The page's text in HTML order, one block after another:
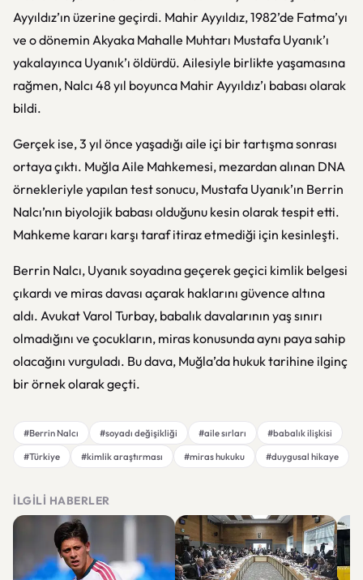
Ayyıldız’ın üzerine geçirdi. Mahir Ayyıldız, 1982’de Fatma’yı
ve o dönemin Akyaka Mahalle Muhtarı Mustafa Uyanık’ı
yakalayınca Uyanık’ı öldürdü. Ailesiyle birlikte yaşamasına
rağmen, Nalcı 48 yıl boyunca Mahir Ayyıldız’ı babası olarak
bildi.
Gerçek ise, 3 yıl önce yaşadığı aile içi bir tartışma sonrası
ortaya çıktı. Muğla Aile Mahkemesi, mezardan alınan DNA
örnekleriyle yapılan test sonucu, Mustafa Uyanık’ın Berrin
Nalcı’nın biyolojik babası olduğunu kesin olarak tespit etti.
Mahkeme kararı karşı taraf itiraz etmediği için kesinleşti.
Berrin Nalcı, Uyanık soyadına geçerek geçici kimlik belgesi
çıkardı ve miras davası açarak haklarını güvence altına
aldı. Avukat Varol Turbay, babalık davalarının yaş sınırı
olmadığını ve çocukların, miras konusunda aynı paya sahip
olacağını vurguladı. Bu dava, Muğla’da hukuk tarihine ilginç
bir örnek olarak geçti.
#Berrin Nalcı #soyadı değişikliği #aile sırları
#babalık ilişkisi
#Türkiye
#kimlik araştırması #miras hukuku #duygusal hikaye
İLGILI HABERLER